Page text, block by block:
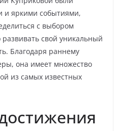
и яркими событиями,
с выбором
свой уникальный
Благодаря раннему
она имеет множество
из самых известных